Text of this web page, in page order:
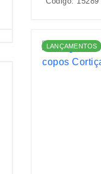
LANÇAMENTOS